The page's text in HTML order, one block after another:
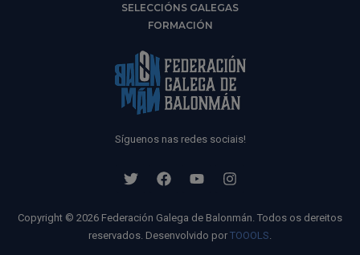
SELECCIÓNS GALEGAS
FORMACIÓN
Síguenos nas redes sociais!
Copyright © 2026 Federación Galega de Balonmán. Todos os dereitos
reservados. Desenvolvido por TOOOLS